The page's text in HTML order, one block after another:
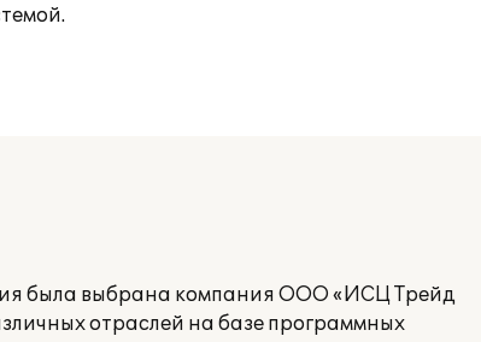
была выбрана компания ООО «ИСЦ Трейд
отраслей на базе программных